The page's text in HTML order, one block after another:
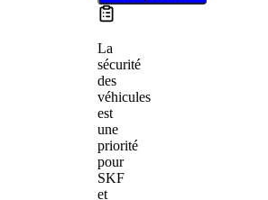
La
sécurité
des
véhicules
est
une
priorité
pour
SKF
et